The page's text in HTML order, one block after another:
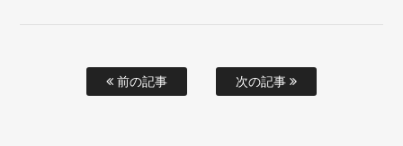
前の記事 次の記事